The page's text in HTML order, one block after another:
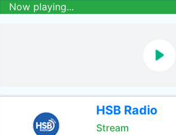
Now playing...
HSB Radio
Stream